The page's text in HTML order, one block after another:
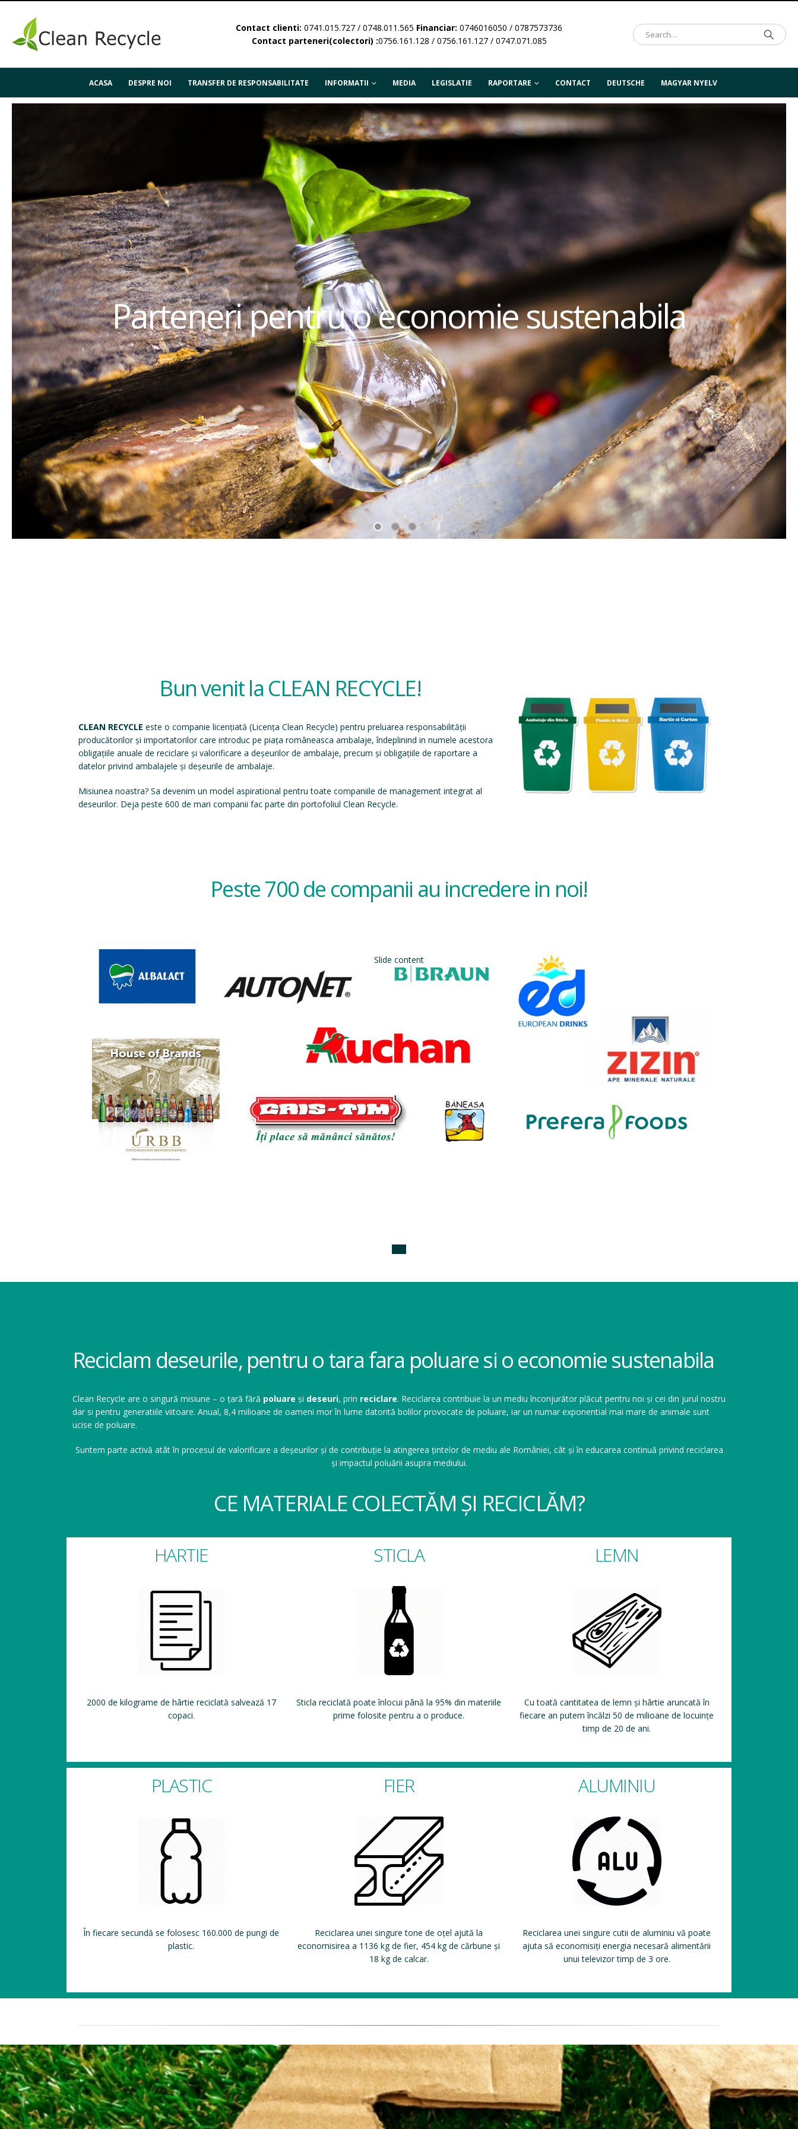
Contact clienti: 0741.015.727 / 0748.011.565 Financiar: 0746016050 / 0787573736
Contact parteneri(colectori) :0756.161.128 / 0756.161.127 / 0747.071.085
ACASA DESPRE NOI TRANSFER DE RESPONSABILITATE INFORMATII MEDIA LEGISLATIE RAPORTARE CONTACT DEUTSCHE MAGYAR NYELV
Parteneri pentru o economie sustenabila
Bun venit la CLEAN RECYCLE!
CLEAN RECYCLE este o companie licențiată (Licența Clean Recycle) pentru preluarea responsabilității
producătorilor și importatorilor care introduc pe piața româneasca ambalaje, îndeplinind in numele acestora
obligațiile anuale de reciclare și valorificare a deșeurilor de ambalaje, precum și obligațiile de raportare a
datelor privind ambalajele și deșeurile de ambalaje.
Misiunea noastra? Sa devenim un model aspirational pentru toate companiile de management integrat al
deseurilor. Deja peste 600 de mari companii fac parte din portofoliul Clean Recycle.
Peste 700 de companii au incredere in noi!
Reciclam deseurile, pentru o tara fara poluare si o economie sustenabila
Clean Recycle are o singură misiune – o țară fără poluare și deseuri, prin reciclare. Reciclarea contribuie la un mediu înconjurător plăcut pentru noi și cei din jurul nostru
dar si pentru generatiile viitoare. Anual, 8,4 milioane de oameni mor în lume datorită bolilor provocate de poluare, iar un numar exponential mai mare de animale sunt
ucise de poluare.
Suntem parte activă atât în procesul de valorificare a deșeurilor și de contribuție la atingerea țintelor de mediu ale României, cât și în educarea continuă privind reciclarea
și impactul poluării asupra mediului.
CE MATERIALE COLECTĂM ȘI RECICLĂM?
HARTIE
2000 de kilograme de hârtie reciclată salvează 17
copaci.
STICLA
Sticla reciclată poate înlocui până la 95% din materiile
prime folosite pentru a o produce.
LEMN
Cu toată cantitatea de lemn și hârtie aruncată în
fiecare an putem încălzi 50 de milioane de locuințe
timp de 20 de ani.
PLASTIC
În fiecare secundă se folosesc 160.000 de pungi de
plastic.
FIER
Reciclarea unei singure tone de oțel ajută la
economisirea a 1136 kg de fier, 454 kg de cărbune și
18 kg de calcar.
ALUMINIU
Reciclarea unei singure cutii de aluminiu vă poate
ajuta să economisiți energia necesară alimentării
unui televizor timp de 3 ore.